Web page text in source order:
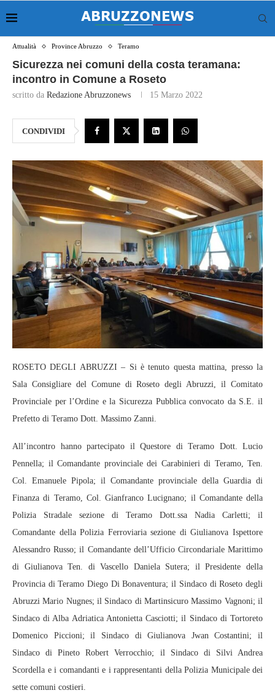
Attualità Province Abruzzo Teramo
Sicurezza nei comuni della costa teramana:
incontro in Comune a Roseto
scritto da Redazione Abruzzonews 15 Marzo 2022
CONDIVIDI
ROSETO DEGLI ABRUZZI – Si è tenuto questa mattina, presso la
Sala Consigliare del Comune di Roseto degli Abruzzi, il Comitato
Provinciale per l’Ordine e la Sicurezza Pubblica convocato da S.E. il
Prefetto di Teramo Dott. Massimo Zanni.
All’incontro hanno partecipato il Questore di Teramo Dott. Lucio
Pennella; il Comandante provinciale dei Carabinieri di Teramo, Ten.
Col. Emanuele Pipola; il Comandante provinciale della Guardia di
Finanza di Teramo, Col. Gianfranco Lucignano; il Comandante della
Polizia Stradale sezione di Teramo Dott.ssa Nadia Carletti; il
Comandante della Polizia Ferroviaria sezione di Giulianova Ispettore
Alessandro Russo; il Comandante dell’Ufficio Circondariale Marittimo
di Giulianova Ten. di Vascello Daniela Sutera; il Presidente della
Provincia di Teramo Diego Di Bonaventura; il Sindaco di Roseto degli
Abruzzi Mario Nugnes; il Sindaco di Martinsicuro Massimo Vagnoni; il
Sindaco di Alba Adriatica Antonietta Casciotti; il Sindaco di Tortoreto
Domenico Piccioni; il Sindaco di Giulianova Jwan Costantini; il
Sindaco di Pineto Robert Verrocchio; il Sindaco di Silvi Andrea
Scordella e i comandanti e i rappresentanti della Polizia Municipale dei
sette comuni costieri.